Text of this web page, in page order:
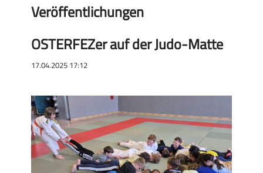
Veröffentlichungen
OSTERFEZer auf der Judo-Matte
17.04.2025 17:12